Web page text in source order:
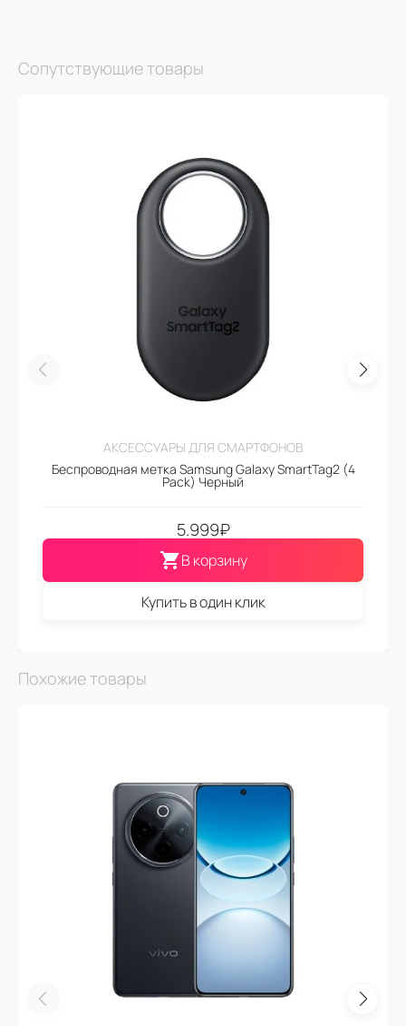
Сопутствующие товары
АКСЕССУАРЫ ДЛЯ СМАРТФОНОВ
Беспроводная метка Samsung Galaxy SmartTag2 (4
Pack) Черный
5.999₽
В корзину
Купить в один клик
Похожие товары